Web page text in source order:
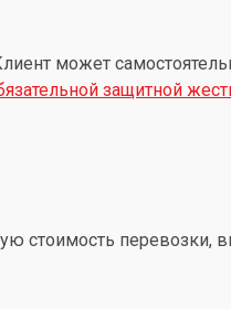
может
защитной
стоимость